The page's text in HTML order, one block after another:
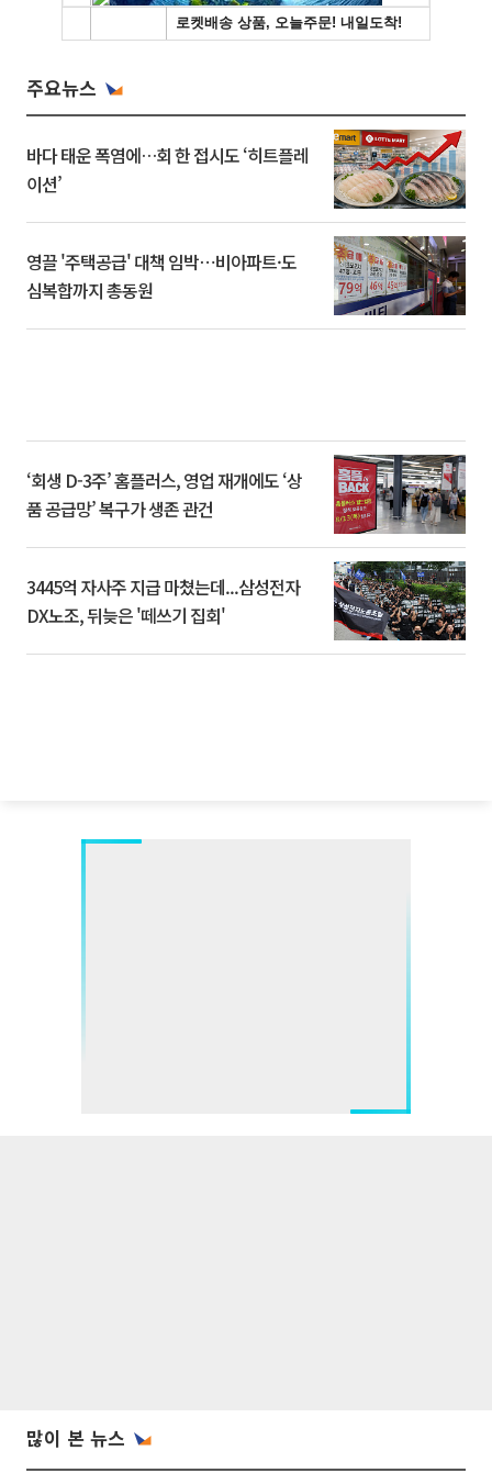
주요뉴스
바다 태운 폭염에…회 한 접시도 ‘히트플레
이션’
영끌 '주택공급' 대책 임박⋯비아파트·도
심복합까지 총동원
‘회생 D-3주’ 홈플러스, 영업 재개에도 ‘상
품 공급망’ 복구가 생존 관건
3445억 자사주 지급 마쳤는데...삼성전자
DX노조, 뒤늦은 '떼쓰기 집회'
많이 본 뉴스